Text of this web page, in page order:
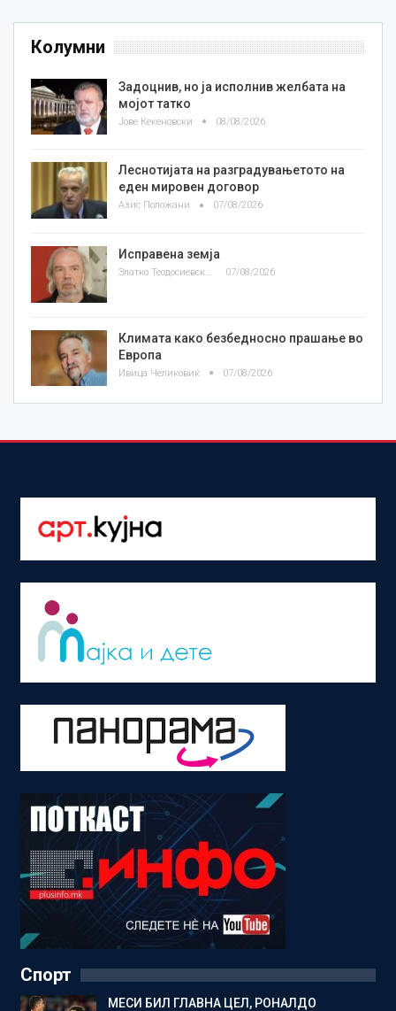
Колумни
Задоцнив, но ја исполнив желбата на
мојот татко
Јове Кекеновски 08/08/2026
Леснотијата на разградувањетото на
еден мировен договор
Азис Положани 07/08/2026
Исправена земја
Златко Теодосиевски 07/08/2026
Климата како безбедносно прашање во
Европа
Ивица Челиковиќ 07/08/2026
Спорт
МЕСИ БИЛ ГЛАВНА ЦЕЛ, РОНАЛДО